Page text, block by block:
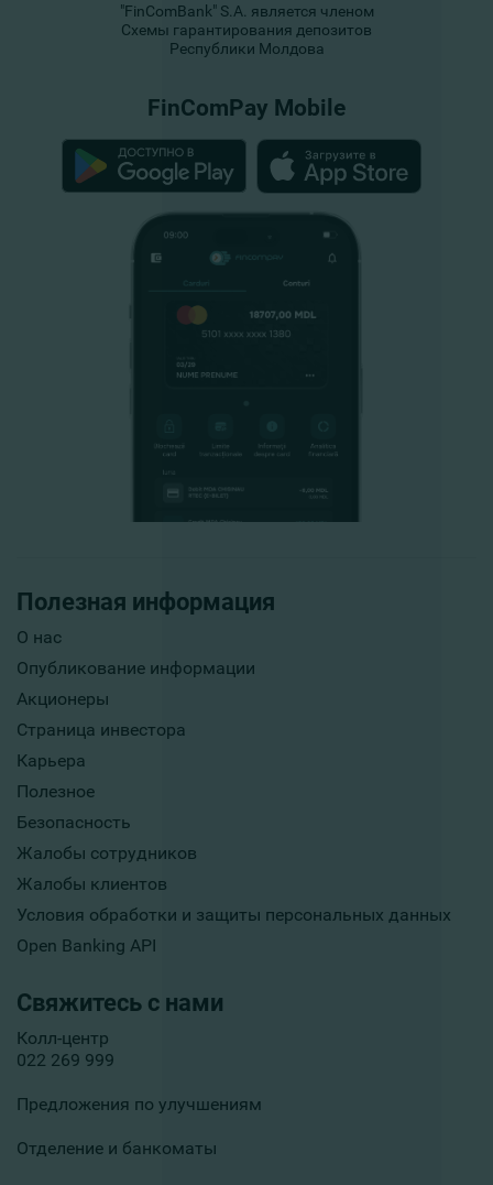
Полезная информация
О нас
Опубликование информации
Акционеры
Страница инвестора
Карьера
Полезное
Безопасность
Жалобы сотрудников
Жалобы клиентов
Условия обработки и защиты персональных данных
Open Banking API
Свяжитесь с нами
Колл-центр
022 269 999
Предложения по улучшениям
Отделение и банкоматы
"FinComBank" S.A. является членом
Схемы гарантирования депозитов
Республики Молдова
FinComPay Mobile